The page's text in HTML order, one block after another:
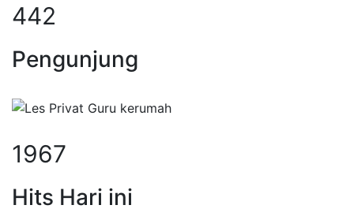
442
Pengunjung
1967
Hits Hari ini